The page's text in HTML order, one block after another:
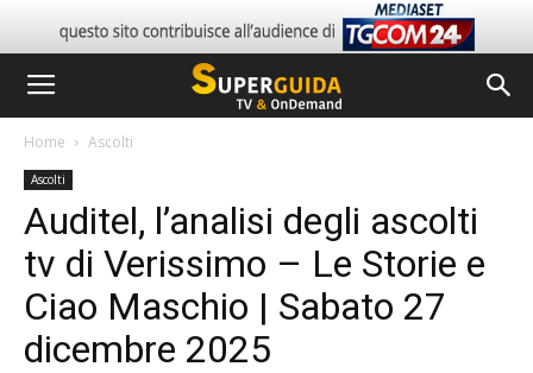
Home Ascolti
Ascolti
Auditel, l’analisi degli ascolti
tv di Verissimo – Le Storie e
Ciao Maschio | Sabato 27
dicembre 2025